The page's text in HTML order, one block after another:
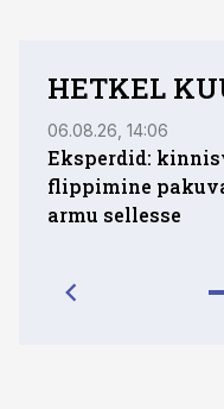
HETKEL
06.08.26, 14:06
Eksperdid:
flippimine
armu sellesse